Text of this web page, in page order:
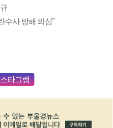
수사 방해 의심”
타그램